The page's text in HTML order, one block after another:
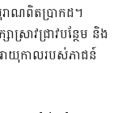
ាណពិតប្រាកដ។
ាស្រាវជ្រាវបន្ថែម និង
ាយុកាលរបស់ភាជន៍